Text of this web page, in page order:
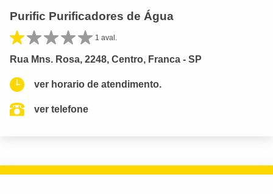
Purific Purificadores de Água
1 aval.
Rua Mns. Rosa, 2248, Centro, Franca - SP
ver horario de atendimento.
ver telefone